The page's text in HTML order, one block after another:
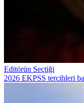
Editörün Seçtiği
2026 EKPSS tercihleri